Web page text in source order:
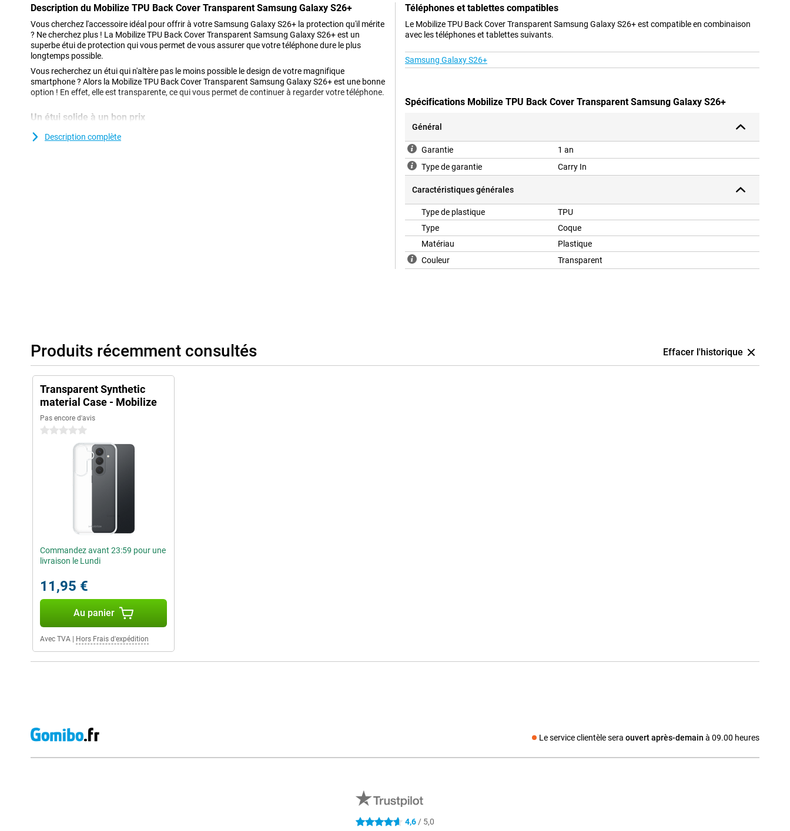
Description du Mobilize TPU Back Cover Transparent Samsung Galaxy S26+
Vous cherchez l'accessoire idéal pour offrir à votre Samsung Galaxy S26+ la protection qu'il mérite
? Ne cherchez plus ! La Mobilize TPU Back Cover Transparent Samsung Galaxy S26+ est un
superbe étui de protection qui vous permet de vous assurer que votre téléphone dure le plus
longtemps possible.
Vous recherchez un étui qui n'altère pas le moins possible le design de votre magnifique
smartphone ? Alors la Mobilize TPU Back Cover Transparent Samsung Galaxy S26+ est une bonne
option ! En effet, elle est transparente, ce qui vous permet de continuer à regarder votre téléphone.
Un étui solide à un bon prix
L'étui étant en plastique, il offre une protection optimale à votre appareil. De plus, les étuis en
plastique sont souvent moins chers que les autres. Avec un Back Cover, vous protégez votre
Description complète
Téléphones et tablettes compatibles
Le Mobilize TPU Back Cover Transparent Samsung Galaxy S26+ est compatible en combinaison
avec les téléphones et tablettes suivants.
Samsung Galaxy S26+
Spécifications Mobilize TPU Back Cover Transparent Samsung Galaxy S26+
Général
Garantie
1 an
Type de garantie
Carry In
Caractéristiques générales
Type de plastique
TPU
Type
Coque
Matériau
Plastique
Couleur
Transparent
Produits récemment consultés Effacer l'historique
Transparent Synthetic
material Case - Mobilize
Pas encore d'avis
0 étoiles
Commandez avant 23:59 pour une
livraison le Lundi
11,95 €
Au panier
Avec TVA Hors Frais d'expédition
Le service clientèle sera ouvert après-demain à 09.00 heures
Média social
4.6 étoiles 4,6 / 5,0